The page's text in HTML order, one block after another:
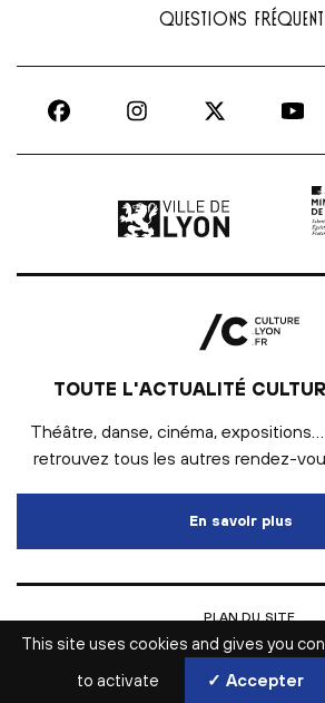
QUESTIONS
Ville de Lyon | lien externe
TOUTE L'ACTUALITÉ
Théâtre, danse, cinéma,
retrouvez tous les autres rendez-
En savoir plus
PLAN DU SITE
INTRANET
MENTIONS LÉGALES
ESPACE PRESSE
ACCESSIBILITÉ WEB : NON
This site uses cookies and gives you
to activate
✓ Accepter